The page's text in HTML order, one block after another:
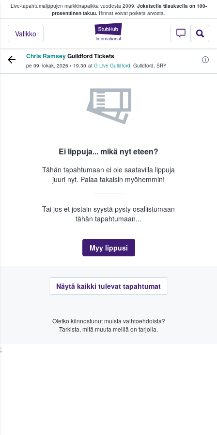
Live-tapahtumalippujen markkinapaikka vuodesta 2009. Jokaisella tilauksella on 100-
prosenttinen takuu. Hinnat voivat poiketa arvosta.
StubHub -
Valikko
fanit ostavat ja myyvät lippuja
Chris RamseyGuildford Tickets
pe 09. lokak. 2026 • 19.30 at G Live Guildford, Guildford, SRY
Ei lippuja... mikä nyt eteen?
Tähän tapahtumaan ei ole saatavilla lippuja
juuri nyt. Palaa takaisin myöhemmin!
Tai jos et jostain syystä pysty osallistumaan
tähän tapahtumaan...
Myy lippusi
Näytä kaikki tulevat tapahtumat
Oletko kiinnostunut muista vaihtoehdoista?
Tarkista, mitä muuta meillä on tarjolla.
;